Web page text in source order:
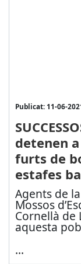
Publicat: 11-06-
detenen
furts de
estafes
Agents de
Mossos
Cornellà de
aquesta
...